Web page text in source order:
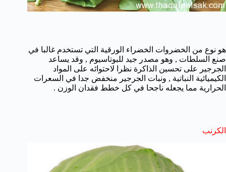
هو نوع من الخضروات الخضراء الورقية التي تستخدم غالبا في
صنع السلطات , وهو مصدر جيد للبوتاسيوم , وقد يساعد
الجرجير على تحسين الذاكرة نظرا لاحتوائه على المواد
الكيميائية النباتية , ونبات الجرجير منخفض جدا في السعرات
الحرارية مما يجعله ناجحا في كل خطط فقدان الوزن .
الكرنب